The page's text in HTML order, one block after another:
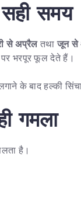
समय
से अप्रैलतथाजून से
पर भरपूर फूल देते हैं।
के बाद हल्की
गमला
है।